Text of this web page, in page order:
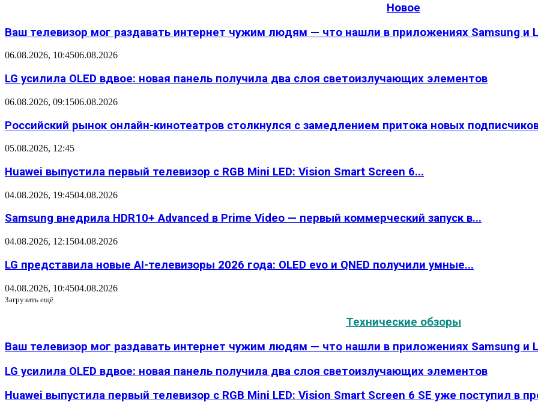
Новое
Ваш телевизор мог раздавать интернет чужим людям — что нашли в приложениях Samsung и
06.08.2026, 10:4506.08.2026
LG усилила OLED вдвое: новая панель получила два слоя светоизлучающих элементов
06.08.2026, 09:1506.08.2026
Российский рынок онлайн-кинотеатров столкнулся с замедлением притока новых
05.08.2026, 12:45
Huawei выпустила первый телевизор с RGB Mini LED: Vision Smart Screen 6...
04.08.2026, 19:4504.08.2026
Samsung внедрила HDR10+ Advanced в Prime Video — первый коммерческий запуск в...
04.08.2026, 12:1504.08.2026
LG представила новые AI-телевизоры 2026 года: OLED evo и QNED получили умные...
04.08.2026, 10:4504.08.2026
Загрузить ещё
Технические обзоры
Ваш телевизор мог раздавать интернет чужим людям — что нашли в приложениях Samsung и
LG усилила OLED вдвое: новая панель получила два слоя светоизлучающих элементов
Huawei выпустила первый телевизор с RGB Mini LED: Vision Smart Screen 6 SE уже поступил в